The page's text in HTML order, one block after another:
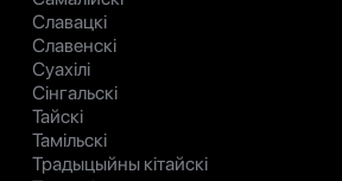
Славацкі
Славенскі
Суахілі
Сінгальскі
Тайскі
Тамільскі
Традыцыйны кітайскі